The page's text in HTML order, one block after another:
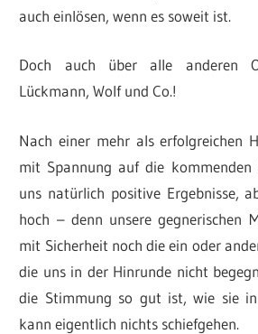
auch einlösen, wenn es soweit ist.
Doch auch über alle anderen
Lückmann, Wolf und Co.!
Nach einer mehr als erfolgreichen
mit Spannung auf die kommenden
uns natürlich positive Ergebnisse,
hoch – denn unsere gegnerischen
mit Sicherheit noch die ein oder
die uns in der Hinrunde nicht
die Stimmung so gut ist, wie sie
kann eigentlich nichts schiefgehen.